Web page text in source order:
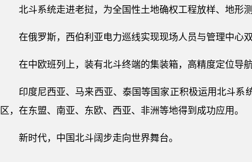
北斗系统走进老挝，为全国性土地确权工程放样、地形
在俄罗斯，西伯利亚电力巡线实现现场人员与管理中心
在中欧班列上，装有北斗终端的集装箱，高精度定位导
印度尼西亚、马来西亚、泰国等国家正积极运用北斗
区，在东盟、南亚、东欧、西亚、非洲等地得到成功应用。
新时代，中国北斗阔步走向世界舞台。